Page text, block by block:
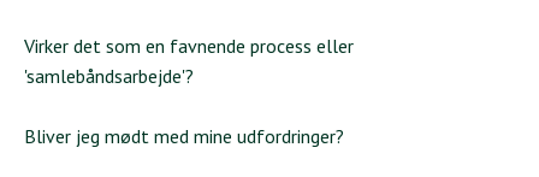
Virker det som en favnende process eller
'samlebåndsarbejde'?
Bliver jeg mødt med mine udfordringer?